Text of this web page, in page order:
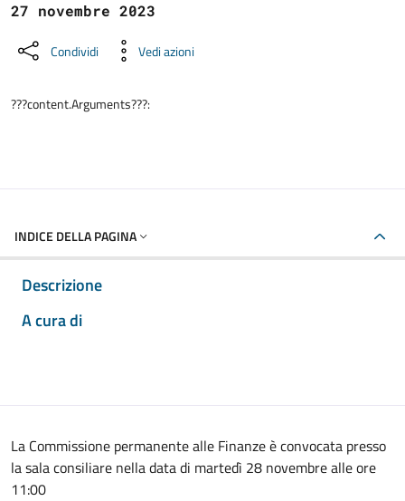
27 novembre 2023
Condividi Vedi azioni
???content.Arguments???:
INDICE DELLA PAGINA
Descrizione
A cura di
La Commissione permanente alle Finanze è convocata presso
la sala consiliare nella data di martedì 28 novembre alle ore
11:00